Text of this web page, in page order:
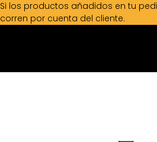
Si los productos añadidos en tu
corren por cuenta del cliente.